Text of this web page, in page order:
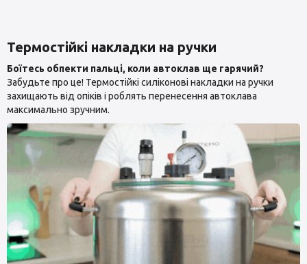
Термостійкі накладки на ручки
Боїтесь обпекти пальці, коли автоклав ще гарячий?
Забудьте про це! Термостійкі силіконові накладки на ручки
захищають від опіків і роблять перенесення автоклава
максимально зручним.